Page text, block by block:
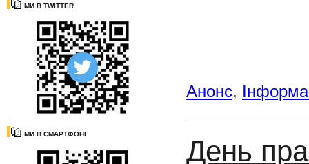
МИ В TWITTER
МИ В СМАРТФОНІ
Анонс,
День